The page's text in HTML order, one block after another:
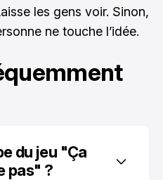
les gens voir. Sinon,
ne touche l’idée.
du jeu "Ça
pas" ?